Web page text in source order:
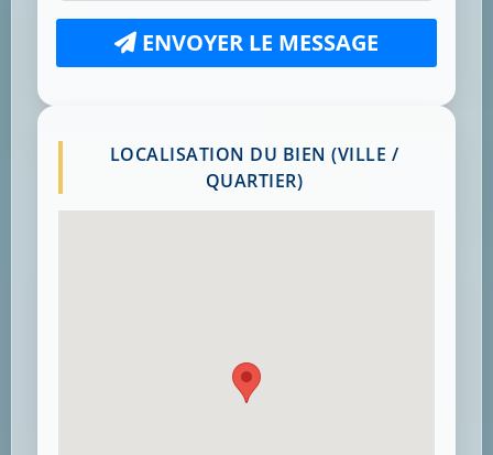
ENVOYER LE MESSAGE
LOCALISATION DU BIEN (VILLE /
QUARTIER)